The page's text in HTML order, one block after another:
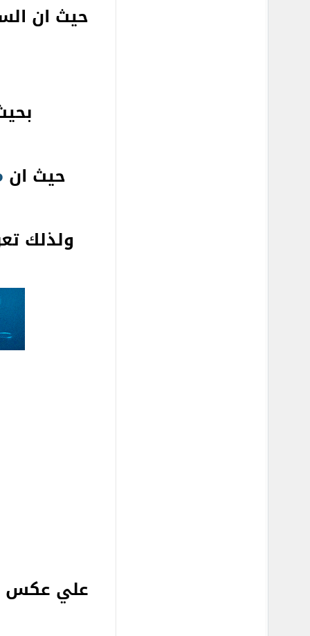
حيث ان
حيث ان
ولذلك
علي عكس